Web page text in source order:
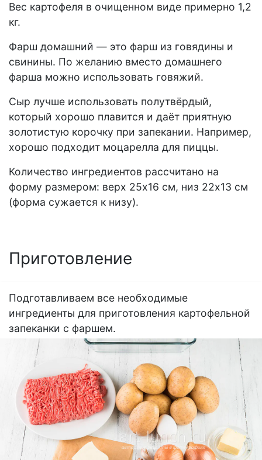
Вес картофеля в очищенном виде примерно 1,2
кг.
Фарш домашний — это фарш из говядины и
свинины. По желанию вместо домашнего
фарша можно использовать говяжий.
Сыр лучше использовать полутвёрдый,
который хорошо плавится и даёт приятную
золотистую корочку при запекании. Например,
хорошо подходит моцарелла для пиццы.
Количество ингредиентов рассчитано на
форму размером: верх 25х16 см, низ 22х13 см
(форма сужается к низу).
Приготовление
Подготавливаем все необходимые
ингредиенты для приготовления картофельной
запеканки с фаршем.